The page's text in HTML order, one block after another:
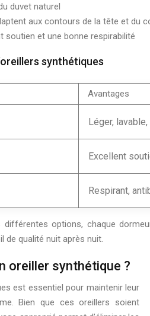
duvet naturel
aux contours de la tête et du
soutien et une bonne respirabilité
synthétiques
Avantages
Léger,
Excellent
Respirant,
options, chaque
qualité nuit après nuit.
oreiller synthétique ?
est essentiel pour maintenir leur
Bien que ces oreillers soient